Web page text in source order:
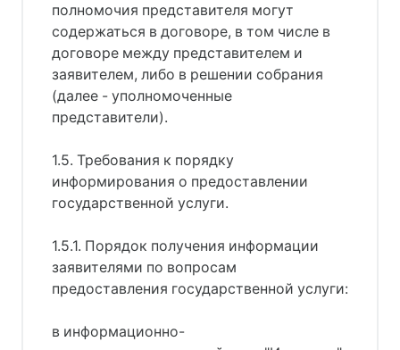
полномочия представителя могут
содержаться в договоре, в том числе в
договоре между представителем и
заявителем, либо в решении собрания
(далее - уполномоченные
представители).
1.5. Требования к порядку
информирования о предоставлении
государственной услуги.
1.5.1. Порядок получения информации
заявителями по вопросам
предоставления государственной услуги:
в информационно-